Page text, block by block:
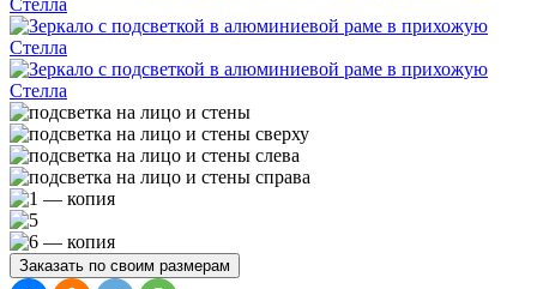
Заказать по своим размерам